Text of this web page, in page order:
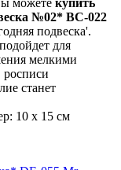
№02* BC-022
подвеска'.
для
мелкими
росписи
станет
10 х 15 см